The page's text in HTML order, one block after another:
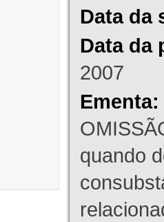
Data da
Data da
2007
Ementa:
quando